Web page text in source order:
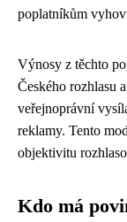
poplatníkům
Výnosy z těchto
Českého rozhlasu
veřejnoprávní
reklamy. Tento
objektivitu
Kdo má